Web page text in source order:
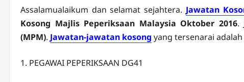
Assalamualaikum dan selamat sejahtera. Jawatan
Kosong Majlis Peperiksaan Malaysia Oktober 2016.
(MPM). Jawatan-jawatan kosong yang tersenarai
1. PEGAWAI PEPERIKSAAN DG41